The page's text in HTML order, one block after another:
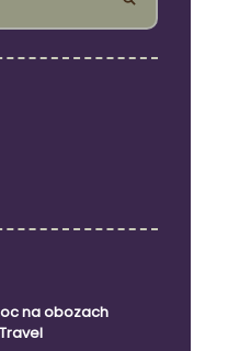
na obozach